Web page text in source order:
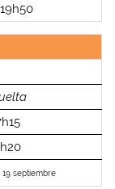
19h50
19 septiembre